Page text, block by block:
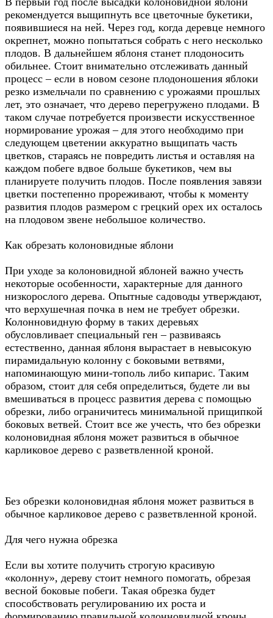
рекомендуется выщипнуть все цветочные букетики,
появившиеся на ней. Через год, когда деревце немного
окрепнет, можно попытаться собрать с него несколько
плодов. В дальнейшем яблоня станет плодоносить
обильнее. Стоит внимательно отслеживать данный
процесс – если в новом сезоне плодоношения яблоки
резко измельчали по сравнению с урожаями прошлых
лет, это означает, что дерево перегружено плодами. В
таком случае потребуется произвести искусственное
нормирование урожая – для этого необходимо при
следующем цветении аккуратно выщипать часть
цветков, стараясь не повредить листья и оставляя на
каждом побеге вдвое больше букетиков, чем вы
планируете получить плодов. После появления завязи
цветки постепенно прореживают, чтобы к моменту
развития плодов размером с грецкий орех их осталось
на плодовом звене небольшое количество.
Как обрезать колоновидные яблони
При уходе за колоновидной яблоней важно учесть
некоторые особенности, характерные для данного
низкорослого дерева. Опытные садоводы утверждают,
что верхушечная почка в нем не требует обрезки.
Колонновидную форму в таких деревьях
обусловливает специальный ген – развиваясь
естественно, данная яблоня вырастает в невысокую
пирамидальную колонну с боковыми ветвями,
напоминающую мини-тополь либо кипарис. Таким
образом, стоит для себя определиться, будете ли вы
вмешиваться в процесс развития дерева с помощью
обрезки, либо ограничитесь минимальной прищипкой
боковых ветвей. Стоит все же учесть, что без обрезки
колоновидная яблоня может развиться в обычное
карликовое дерево с разветвленной кроной.
Без обрезки колоновидная яблоня может развиться в
обычное карликовое дерево с разветвленной кроной.
Для чего нужна обрезка
Если вы хотите получить строгую красивую
«колонну», дереву стоит немного помогать, обрезая
весной боковые побеги. Такая обрезка будет
способствовать регулированию их роста и